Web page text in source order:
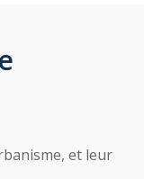
et leur